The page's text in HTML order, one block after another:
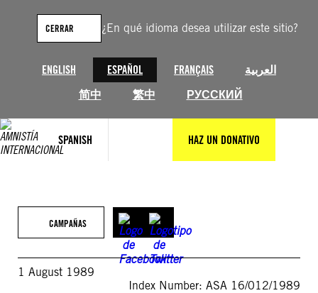
¿En qué idioma desea utilizar este sitio?
ENGLISH ESPAÑOL FRANÇAIS
العربية
简中
繁中 РУССКИЙ
CERRAR
SPANISH HAZ UN DONATIVO
contenido
CAMPAÑAS
1 August 1989
Index Number: ASA 16/012/1989